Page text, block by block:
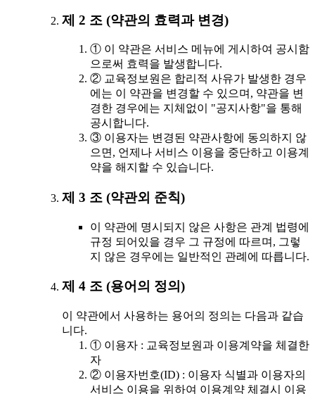
제 2 조 (약관의 효력과 변경)
① 이 약관은 서비스 메뉴에 게시하여 공시함
으로써 효력을 발생합니다.
② 교육정보원은 합리적 사유가 발생한 경우
에는 이 약관을 변경할 수 있으며, 약관을 변
경한 경우에는 지체없이 "공지사항"을 통해
공시합니다.
③ 이용자는 변경된 약관사항에 동의하지 않
으면, 언제나 서비스 이용을 중단하고 이용계
약을 해지할 수 있습니다.
제 3 조 (약관외 준칙)
이 약관에 명시되지 않은 사항은 관계 법령에
규정 되어있을 경우 그 규정에 따르며, 그렇
지 않은 경우에는 일반적인 관례에 따릅니다.
제 4 조 (용어의 정의)
이 약관에서 사용하는 용어의 정의는 다음과 같습
니다.
① 이용자 : 교육정보원과 이용계약을 체결한
자
② 이용자번호(ID) : 이용자 식별과 이용자의
서비스 이용을 위하여 이용계약 체결시 이용